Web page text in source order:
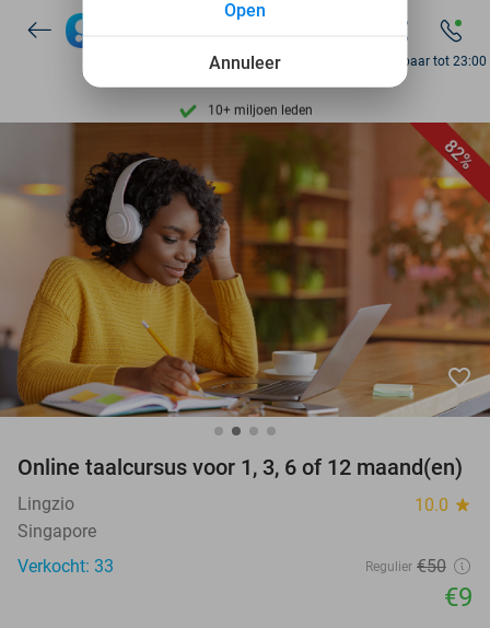
Ontdek 15.000+ deals
7 dagen per week beschikbaar
205.924 reviews
Ontdek 15.000+ deals
7 dagen per week beschikbaar
10+ miljoen leden
Bereikbaar tot 23:00
82%
favorite_border
Online taalcursus voor 1, 3, 6 of 12 maand(en)
Lingzio 10.0 star
Singapore
Verkocht: 33
Regulier €50
€9
Annuleer
Open